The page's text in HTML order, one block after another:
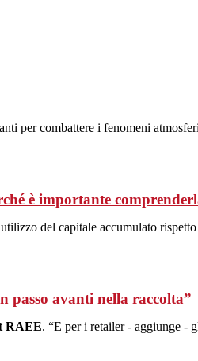
per combattere i fenomeni
è importante
del capitale accumulato
passo avanti nella raccolta”
RAEE. “E per i retailer - aggiunge -